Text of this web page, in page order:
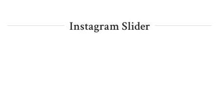
Instagram Slider